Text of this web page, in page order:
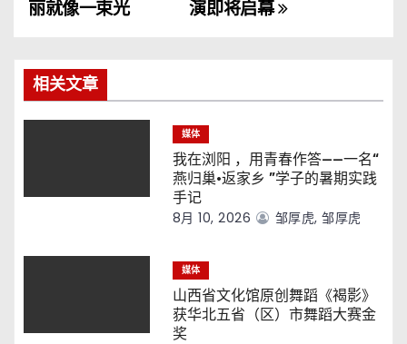
航
演即将启幕
丽就像一束光
相关文章
媒体
我在浏阳 ，用青春作答——一名“
燕归巢·返家乡 ”学子的暑期实践
手记
8月 10, 2026 邹厚虎, 邹厚虎
媒体
山西省文化馆原创舞蹈《褐影》
获华北五省（区）市舞蹈大赛金
奖